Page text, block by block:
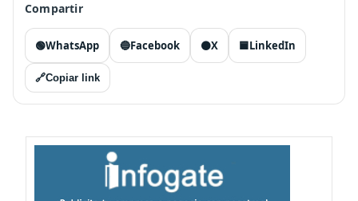
Compartir
🟢WhatsApp 🔵Facebook ⚫X 🟦LinkedIn
🔗Copiar link